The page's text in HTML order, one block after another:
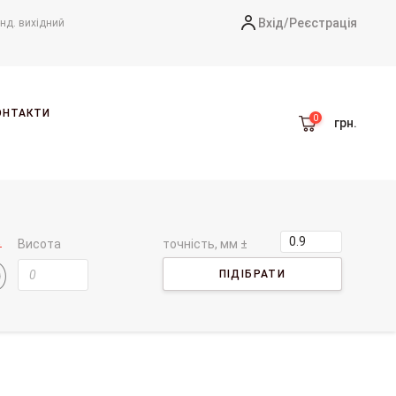
вихідний Вхід/Реєстрація
грн.
Висота точність, мм ±
ПІДІБРАТИ